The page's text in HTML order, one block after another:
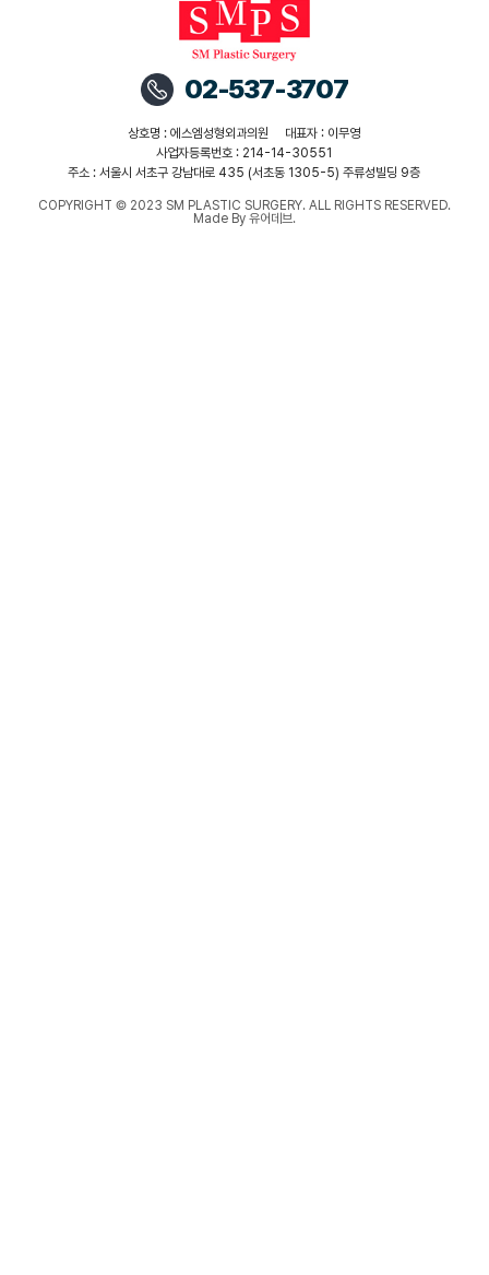
02-537-3707
상호명 : 에스엠성형외과의원
대표자 : 이무영
사업자등록번호 : 214-14-30551
주소 : 서울시 서초구 강남대로 435 (서초동 1305-5) 주류성빌딩 9층
COPYRIGHT © 2023 SM PLASTIC SURGERY. ALL RIGHTS RESERVED.
Made By 유어데브.